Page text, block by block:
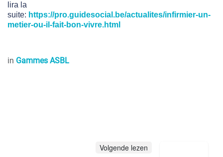
lira la
suite: https://pro.guidesocial.be/actualites/infirmier-un-
metier-ou-il-fait-bon-vivre.html
in Gammes ASBL
Volgende lezen